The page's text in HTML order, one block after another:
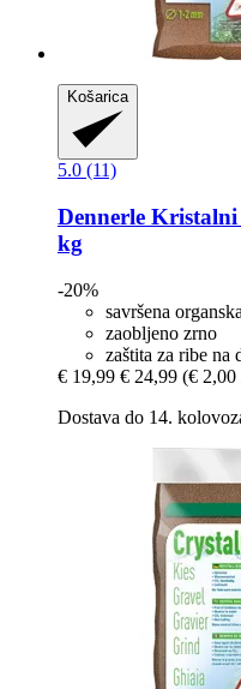
Košarica
5.0 (11)
Dennerle Kristalni
kg
-20%
savršena
zaobljeno zrno
zaštita za ribe na
€ 19,99 € 24,99 (€ 2,00
Dostava do 14.